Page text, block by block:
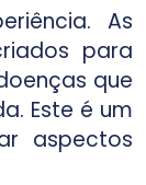
As
para
que
Este é um
aspectos